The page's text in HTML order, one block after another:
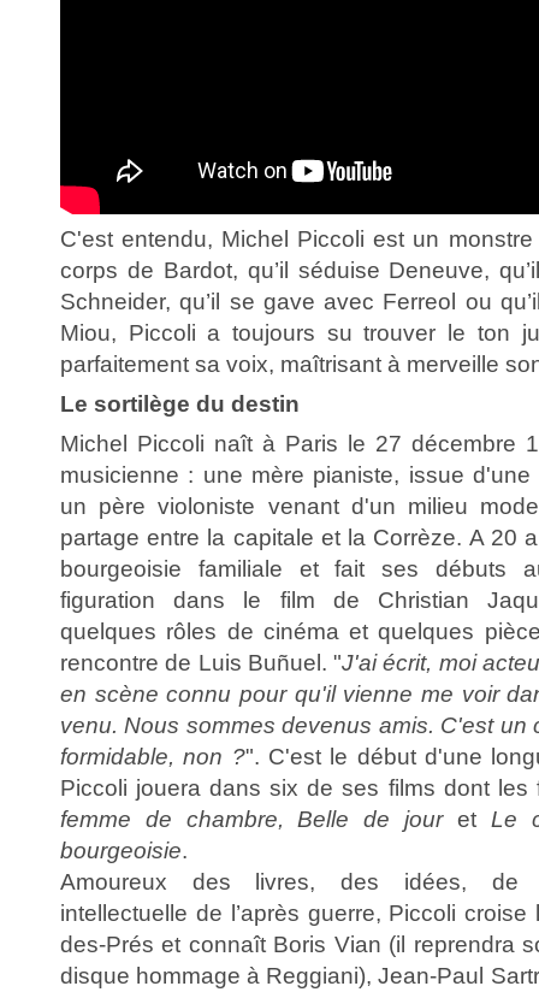
C'est entendu, Michel Piccoli est un monstre
corps de Bardot, qu’il séduise Deneuve,
Schneider, qu’il se gave avec Ferreol ou
Miou, Piccoli a toujours su trouver le ton
parfaitement sa voix, maîtrisant à merveille
Le sortilège du destin
Michel Piccoli naît à Paris le 27 décembre
musicienne : une mère pianiste, issue
un père violoniste venant d'un milieu
partage entre la capitale et la Corrèze. A 20
bourgeoisie familiale et fait ses débuts
figuration dans le film de Christian
quelques rôles de cinéma et quelques
rencontre de Luis Buñuel. "J'ai écrit, moi
en scène connu pour qu'il vienne me voir
venu. Nous sommes devenus amis. C'est un
formidable, non ?". C'est le début d'une
Piccoli jouera dans six de ses films dont
femme de chambre, Belle de jouret Le
bourgeoisie.
Amoureux des livres, des idées, de
intellectuelle de l’après guerre, Piccoli
des-Prés et connaît Boris Vian (il reprendra
disque hommage à Reggiani), Jean-Paul